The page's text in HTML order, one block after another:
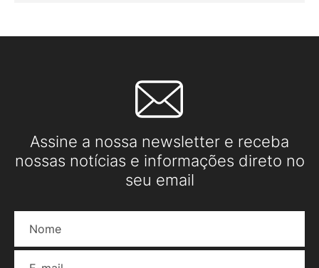
Assine a nossa newsletter e receba
nossas notícias e informações direto no
seu email